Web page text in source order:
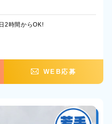
2時間からOK!
WEB応募